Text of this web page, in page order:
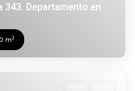
343. Departamento en
m2